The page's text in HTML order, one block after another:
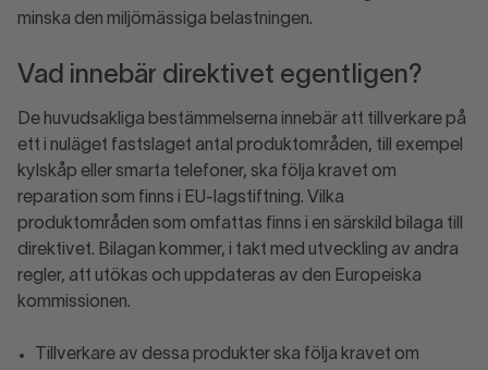
minska den miljömässiga belastningen.
Vad innebär direktivet egentligen?
De huvudsakliga bestämmelserna innebär att tillverkare på
ett i nuläget fastslaget antal produktområden, till exempel
kylskåp eller smarta telefoner, ska följa kravet om
reparation som finns i EU-lagstiftning. Vilka
produktområden som omfattas finns i en särskild bilaga till
direktivet. Bilagan kommer, i takt med utveckling av andra
regler, att utökas och uppdateras av den Europeiska
kommissionen.
Tillverkare av dessa produkter ska följa kravet om